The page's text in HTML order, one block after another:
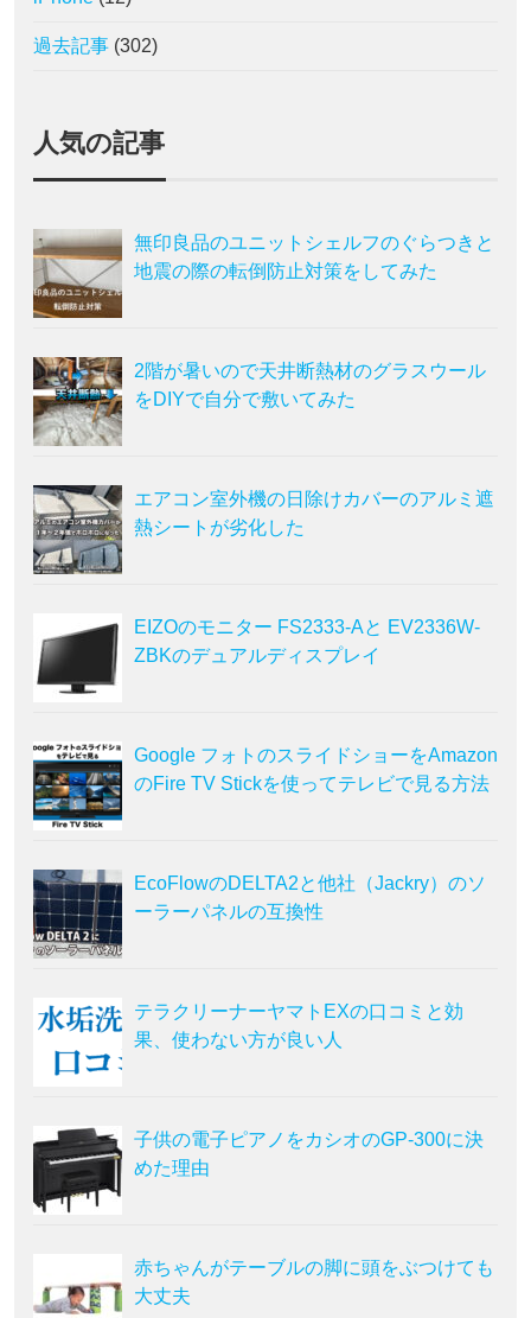
過去記事 (302)
人気の記事
無印良品のユニットシェルフのぐらつきと
地震の際の転倒防止対策をしてみた
2階が暑いので天井断熱材のグラスウール
をDIYで自分で敷いてみた
エアコン室外機の日除けカバーのアルミ遮
熱シートが劣化した
EIZOのモニター FS2333-Aと EV2336W-
ZBKのデュアルディスプレイ
Google フォトのスライドショーをAmazon
のFire TV Stickを使ってテレビで見る方法
EcoFlowのDELTA2と他社（Jackry）のソ
ーラーパネルの互換性
テラクリーナーヤマトEXの口コミと効
果、使わない方が良い人
子供の電子ピアノをカシオのGP-300に決
めた理由
赤ちゃんがテーブルの脚に頭をぶつけても
大丈夫